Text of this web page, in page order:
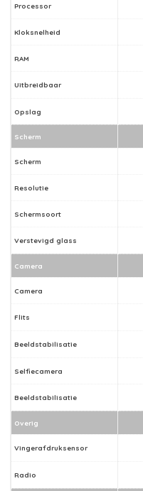
Processor
Kloksnelheid
RAM
Uitbreidbaar
Opslag
Scherm
Scherm
Resolutie
Schermsoort
Verstevigd glass
Camera
Camera
Flits
Beeldstabilisatie
Selfiecamera
Beeldstabilisatie
Overig
Vingerafdruksensor
Radio